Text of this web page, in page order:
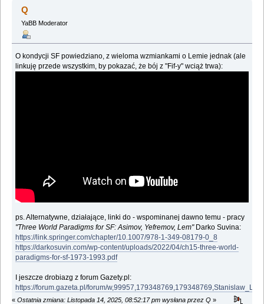
Q
YaBB Moderator
O kondycji SF powiedziano, z wieloma wzmiankami o Lemie jednak (ale
linkuję przede wszystkim, by pokazać, że bój z "Fif-y" wciąż trwa):
ps. Alternatywne, działające, linki do - wspominanej dawno temu - pracy
"Three World Paradigms for SF: Asimov, Yefremov, Lem"Darko Suvina:
https://link.springer.com/chapter/10.1007/978-1-349-08179-0_8
https://darkosuvin.com/wp-content/uploads/2022/04/ch15-three-world-
paradigms-for-sf-1973-1993.pdf
I jeszcze drobiazg z forum Gazety.pl:
https://forum.gazeta.pl/forum/
« Ostatnia zmiana: Listopada 14, 2025, 08:52:17 pm wysłana przez Q »